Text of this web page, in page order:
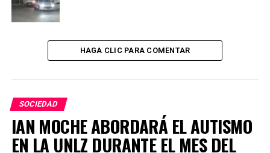
HAGA CLIC PARA COMENTAR
SOCIEDAD
IAN MOCHE ABORDARÁ EL AUTISMO
EN LA UNLZ DURANTE EL MES DEL